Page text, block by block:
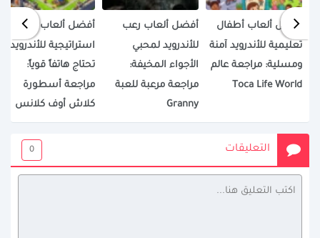
أفضل ألعاب أطفال
تعليمية للأندرويد آمنة
ومسلية: مراجعة عالم
Toca Life World
أفضل ألعاب رعب
للأندرويد لمحبي
الأجواء المخيفة:
مراجعة مرعبة للعبة
Granny
أفضل ألعاب
استراتيجية للأندرويد لا
تحتاج هاتفاً قوياً:
مراجعة أسطورة
كلاش أوف كلانس
التعليقات 0